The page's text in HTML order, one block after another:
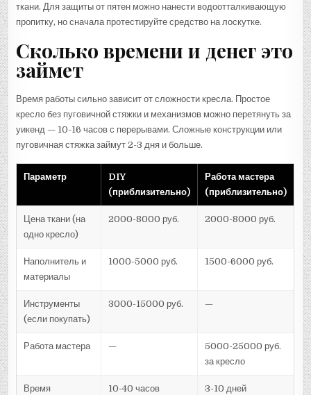
ткани. Для защиты от пятен можно нанести водоотталкивающую
пропитку, но сначала протестируйте средство на лоскутке.
Сколько времени и денег это
займет
Время работы сильно зависит от сложности кресла. Простое
кресло без пуговичной стяжки и механизмов можно перетянуть за
уикенд — 10-16 часов с перерывами. Сложные конструкции или
пуговичная стяжка займут 2-3 дня и больше.
Параметр
DIY
(приблизительно)
Работа мастера
(приблизительно)
Цена ткани (на
одно кресло)
2000-8000 руб. 2000-8000 руб.
Наполнитель и
материалы
1000-5000 руб. 1500-6000 руб.
Инструменты
(если покупать)
3000-15000 руб. —
Работа мастера —
5000-25000 руб.
за кресло
Время 10-40 часов 3-10 дней